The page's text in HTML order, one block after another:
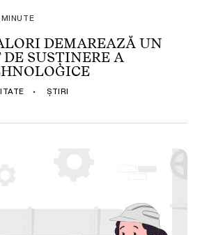
DEMAREAZĂ UN
SUSȚINERE A
• ȘTIRI